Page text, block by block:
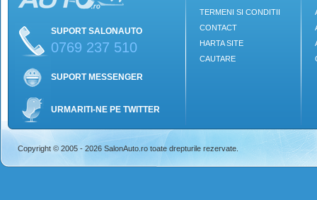
SUPORT SALONAUTO
0769 237 510
SUPORT MESSENGER
URMARITI-NE PE TWITTER
TERMENI SI CONDITII
CONTACT
HARTA SITE
CAUTARE
Copyright © 2005 - 2026 SalonAuto.ro toate drepturile rezervate.